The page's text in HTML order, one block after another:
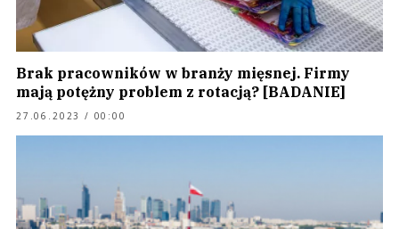
Brak pracowników w branży mięsnej. Firmy
mają potężny problem z rotacją? [BADANIE]
27.06.2023 / 00:00